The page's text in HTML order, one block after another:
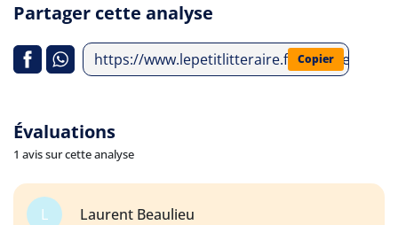
Partager cette analyse
https://www.lepetitlitteraire.fr/analyses-
Copier
Évaluations
1 avis sur cette analyse
L Laurent Beaulieu